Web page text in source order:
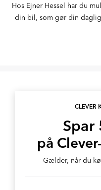
Hos Ejner Hessel har du
din bil, som gør din
CLEVER
Spar
på
Gælder, når du